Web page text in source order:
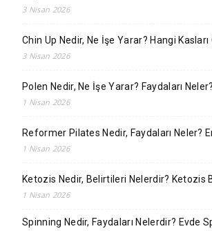
3 Nisan 2026
Chin Up Nedir, Ne İşe Yarar? Hangi Kasları
3 Nisan 2026
Polen Nedir, Ne İşe Yarar? Faydaları
1 Nisan 2026
Reformer Pilates Nedir, Faydaları Neler?
1 Nisan 2026
Ketozis Nedir, Belirtileri Nelerdir? Ketozis
1 Nisan 2026
Spinning Nedir, Faydaları Nelerdir? Evde